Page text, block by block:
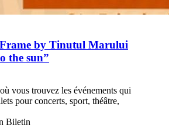
by Tinutul Marului
the sun”
vous trouvez les événements qui
pour concerts, sport, théâtre,
Biletin